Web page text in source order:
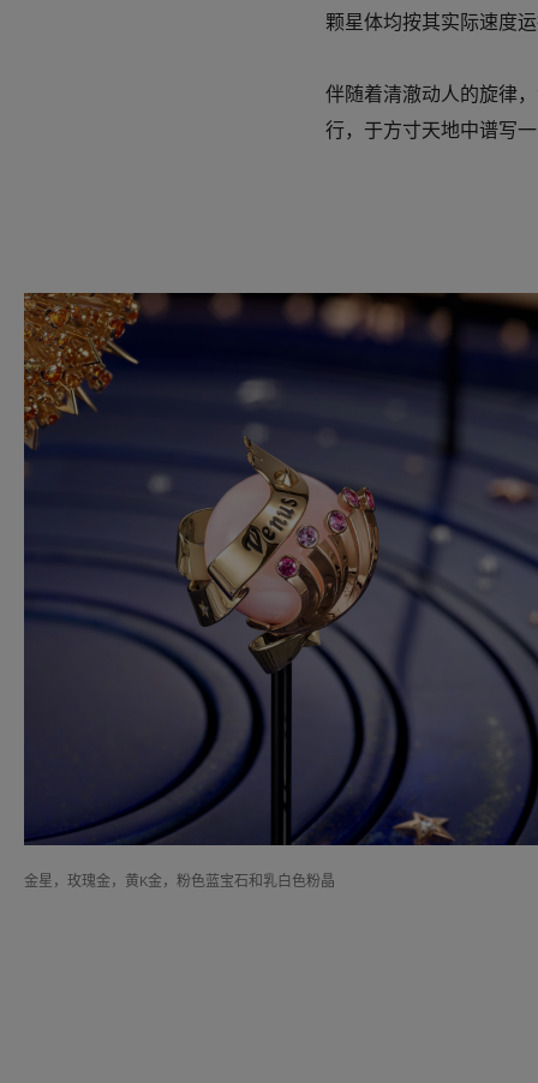
颗星体均按其实际速度
伴随着清澈动人的旋律
行，于方寸天地中谱写
金星，玫瑰金，黄K金，粉色蓝宝石和乳白色粉晶